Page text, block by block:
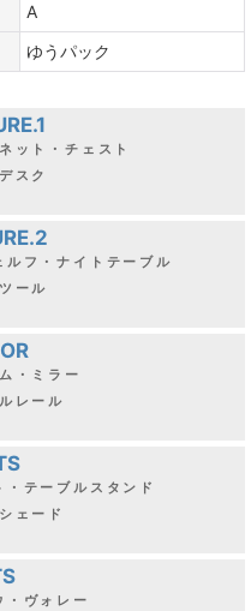
A
ゆうパック
ット・チェスト
スク
フ・ナイトテーブル
ール
・ミラー
レール
テーブルスタンド
ェード
・ヴォレー